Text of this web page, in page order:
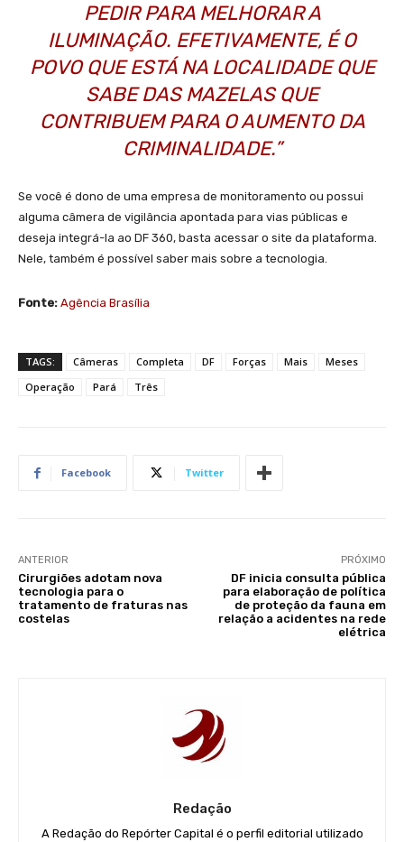
PEDIR PARA MELHORAR A
ILUMINAÇÃO. EFETIVAMENTE, É O
POVO QUE ESTÁ NA LOCALIDADE QUE
SABE DAS MAZELAS QUE
CONTRIBUEM PARA O AUMENTO DA
CRIMINALIDADE.”
Se você é dono de uma empresa de monitoramento ou possui
alguma câmera de vigilância apontada para vias públicas e
deseja integrá-la ao DF 360, basta acessar o site da plataforma.
Nele, também é possível saber mais sobre a tecnologia.
Fonte: Agência Brasília
TAGS: Câmeras Completa DF Forças Mais
Meses
Operação
Pará Três
Facebook Twitter
ANTERIOR
Cirurgiões adotam nova
tecnologia para o
tratamento de fraturas nas
costelas
PRÓXIMO
DF inicia consulta pública
para elaboração de política
de proteção da fauna em
relação a acidentes na rede
elétrica
Redação
A Redação do Repórter Capital é o perfil editorial utilizado